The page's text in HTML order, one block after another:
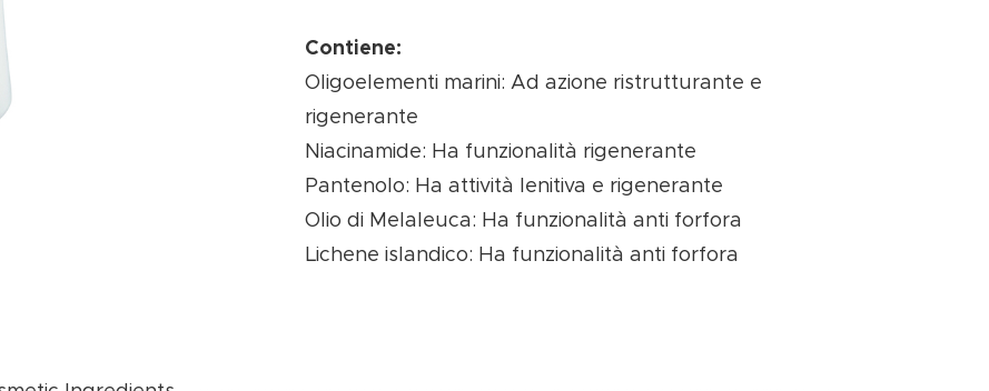
Contiene:
Oligoelementi marini: Ad azione ristrutturante e
rigenerante
Niacinamide: Ha funzionalità rigenerante
Pantenolo: Ha attività lenitiva e rigenerante
Olio di Melaleuca: Ha funzionalità anti forfora
Lichene islandico: Ha funzionalità anti forfora